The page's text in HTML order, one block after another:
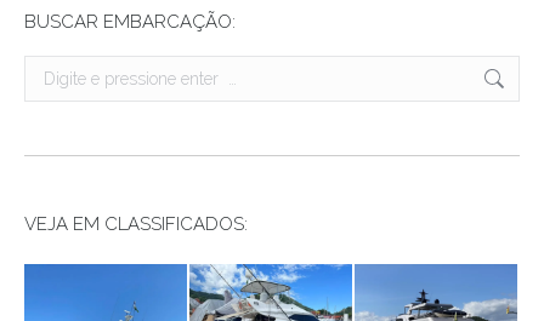
BUSCAR EMBARCAÇÃO:
Search:
VEJA EM CLASSIFICADOS: